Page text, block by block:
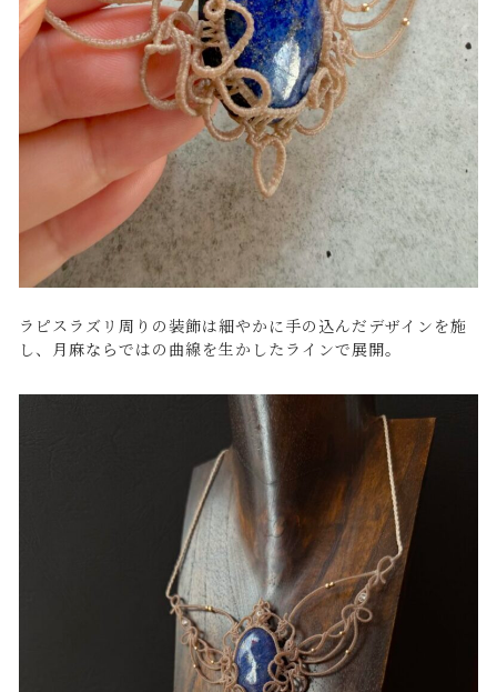
ラピスラズリ周りの装飾は細やかに手の込んだデザインを施
し、月麻ならではの曲線を生かしたラインで展開。